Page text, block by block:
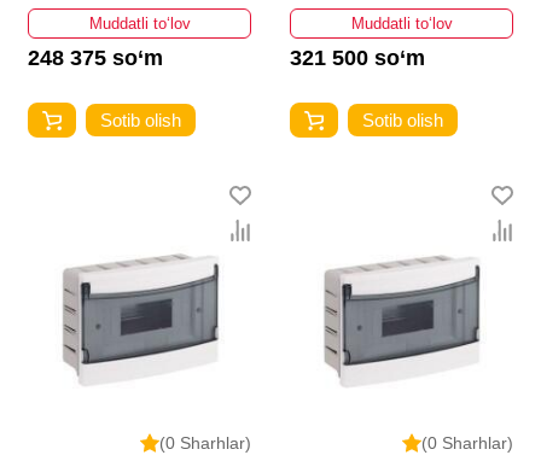
Muddatli to‘lov
248 375 so‘m
Sotib olish
Muddatli to‘lov
321 500 so‘m
Sotib olish
(0 Sharhlar)
(0 Sharhlar)